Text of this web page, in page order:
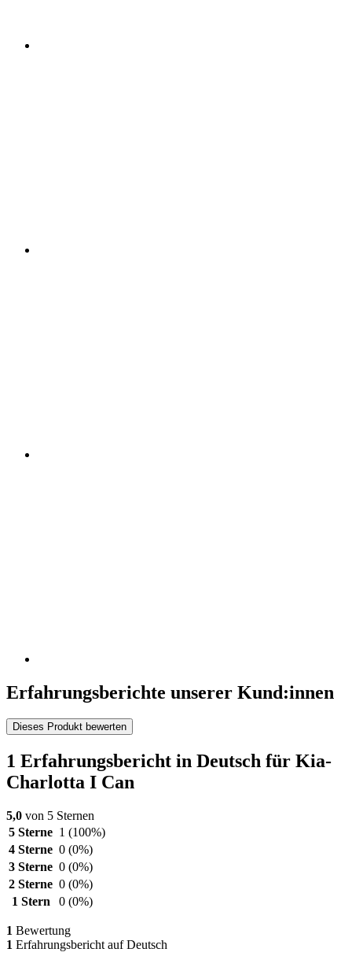
Erfahrungsberichte unserer Kund:innen
Dieses Produkt bewerten
1 Erfahrungsbericht in Deutsch für Kia-
Charlotta I Can
5,0 von 5 Sternen
5 Sterne 1 (100%)
4 Sterne 0 (0%)
3 Sterne 0 (0%)
2 Sterne 0 (0%)
1 Stern
0 (0%)
1 Bewertung
1 Erfahrungsbericht auf Deutsch